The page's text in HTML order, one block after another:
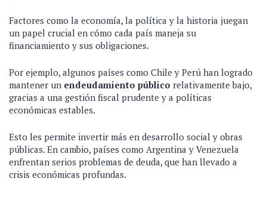
Factores como la economía, la política y la historia juegan
un papel crucial en cómo cada país maneja su
financiamiento y sus obligaciones.
Por ejemplo, algunos países como Chile y Perú han logrado
mantener un endeudamiento público relativamente bajo,
gracias a una gestión fiscal prudente y a políticas
económicas estables.
Esto les permite invertir más en desarrollo social y obras
públicas. En cambio, países como Argentina y Venezuela
enfrentan serios problemas de deuda, que han llevado a
crisis económicas profundas.